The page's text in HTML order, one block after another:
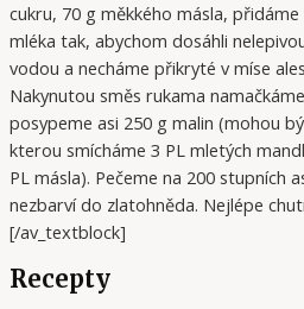
cukru, 70 g měkkého másla,
mléka tak, abychom dosáhli
vodou a necháme přikryté v míse
Nakynutou směs rukama
posypeme asi 250 g malin (mohou
kterou smícháme 3 PL mletých
PL másla). Pečeme na 200 stupních
nezbarví do zlatohněda. Nejlépe
[/av_textblock]
Recepty